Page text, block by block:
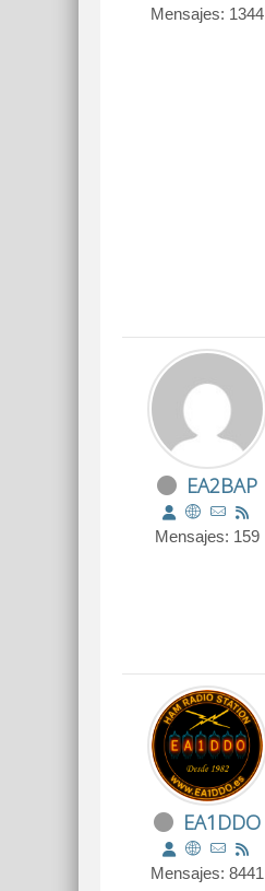
Mensajes: 1344
EA2BAP
Mensajes: 159
EA1DDO
Mensajes: 8441